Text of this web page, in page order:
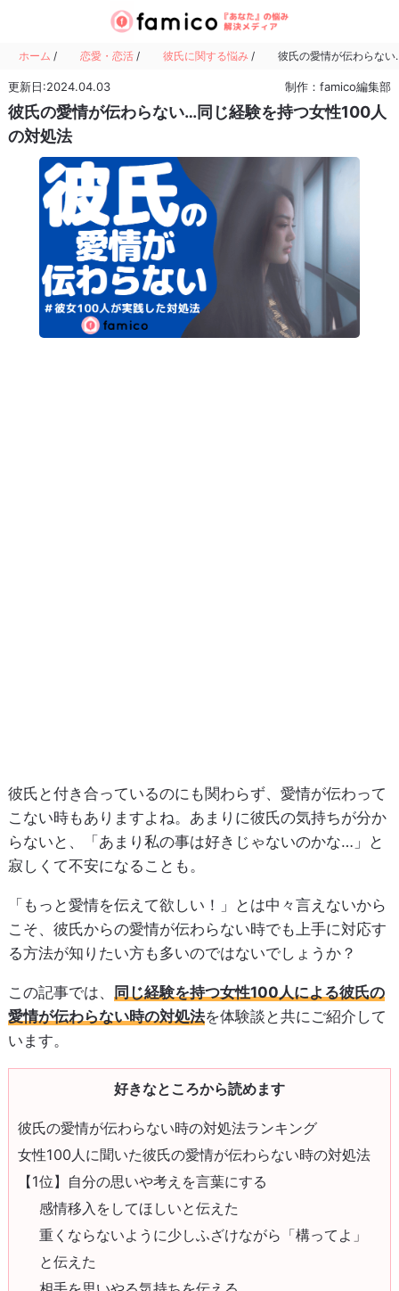
ホーム / 恋愛・恋活 / 彼氏に関する悩み / 彼氏の愛情が伝わらな
更新日:2024.04.03 制作：famico編集部
彼氏の愛情が伝わらない…同じ経験を持つ女性100人
の対処法
彼氏と付き合っているのにも関わらず、愛情が伝わって
こない時もありますよね。あまりに彼氏の気持ちが分か
らないと、「あまり私の事は好きじゃないのかな…」と
寂しくて不安になることも。
「もっと愛情を伝えて欲しい！」とは中々言えないから
こそ、彼氏からの愛情が伝わらない時でも上手に対応す
る方法が知りたい方も多いのではないでしょうか？
この記事では、
同じ経験を持つ女性100人による彼氏の
愛情が伝わらない時の対処法を体験談と共にご紹介して
います。
好きなところから読めます
彼氏の愛情が伝わらない時の対処法ランキング
女性100人に聞いた彼氏の愛情が伝わらない時の対処法
【1位】自分の思いや考えを言葉にする
感情移入をしてほしいと伝えた
重くならないように少しふざけながら「構ってよ」
と伝えた